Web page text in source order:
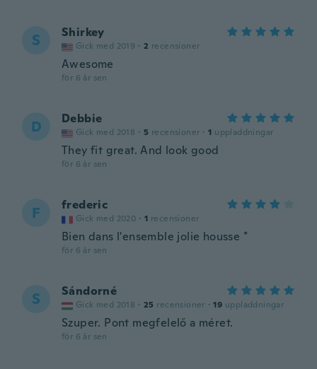
S Shirkey
Gick med 2019 · 2 recensioner
Awesome
för 6 år sen
D Debbie
Gick med 2018 · 5 recensioner · 1 uppladdningar
They fit great. And look good
för 6 år sen
F frederic
Gick med 2020 · 1 recensioner
Bien dans l'ensemble jolie housse *
för 6 år sen
S Sándorné
Gick med 2018 · 25 recensioner · 19 uppladdningar
Szuper. Pont megfelelő a méret.
för 6 år sen